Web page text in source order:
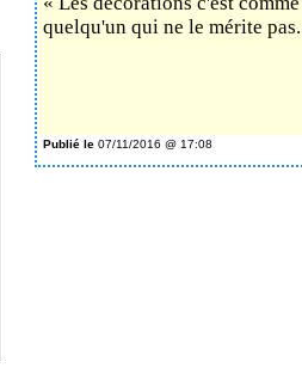
quelqu'un qui ne le mérite
Publié le 07/11/2016 @ 17:08